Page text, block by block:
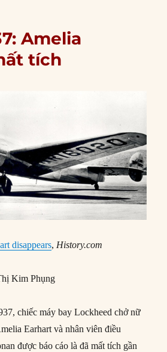
Amelia
tích
disappears, History.com
Kim Phụng
chiếc máy bay Lockheed chở nữ
Earhart và nhân viên điều
được báo cáo là đã mất tích gần